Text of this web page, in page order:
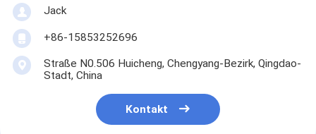
Jack
+86-15853252696
Straße N0.506 Huicheng, Chengyang-Bezirk, Qingdao-
Stadt, China
Kontakt